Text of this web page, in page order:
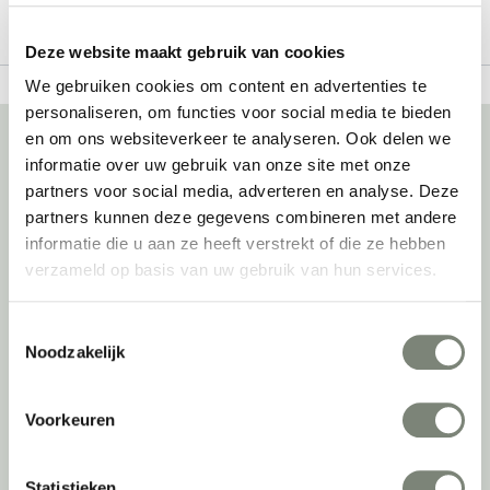
Deze website maakt gebruik van cookies
We gebruiken cookies om content en advertenties te
personaliseren, om functies voor social media te bieden
en om ons websiteverkeer te analyseren. Ook delen we
informatie over uw gebruik van onze site met onze
partners voor social media, adverteren en analyse. Deze
partners kunnen deze gegevens combineren met andere
informatie die u aan ze heeft verstrekt of die ze hebben
verzameld op basis van uw gebruik van hun services.
Noodzakelijk
Voorkeuren
Over deprojectinrichter
Als grootste onafhankelijke projectinrichter én expert op het gebied
van de beste werkomgeving zetten we ons dagelijks met veel
passie en enthousiasme in om juist dat voor onze klanten te
realiseren: de allerbeste werkomgeving. En dat doen we niet alleen
met het oog op nu; dankzij ons duurzame en circulaire karakter
kijken we ook naar de toekomst. Naar hoe we werkomgevingen een